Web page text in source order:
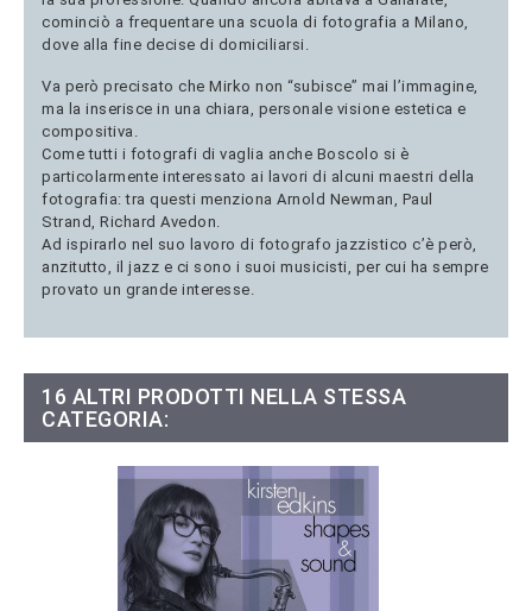
cominciò a frequentare una scuola di fotografia a Milano,
dove alla fine decise di domiciliarsi.
Va però precisato che Mirko non “subisce” mai l’immagine,
ma la inserisce in una chiara, personale visione estetica e
compositiva.
Come tutti i fotografi di vaglia anche Boscolo si è
particolarmente interessato ai lavori di alcuni maestri della
fotografia: tra questi menziona Arnold Newman, Paul
Strand, Richard Avedon.
Ad ispirarlo nel suo lavoro di fotografo jazzistico c’è però,
anzitutto, il jazz e ci sono i suoi musicisti, per cui ha sempre
provato un grande interesse.
16 ALTRI PRODOTTI NELLA STESSA
CATEGORIA: